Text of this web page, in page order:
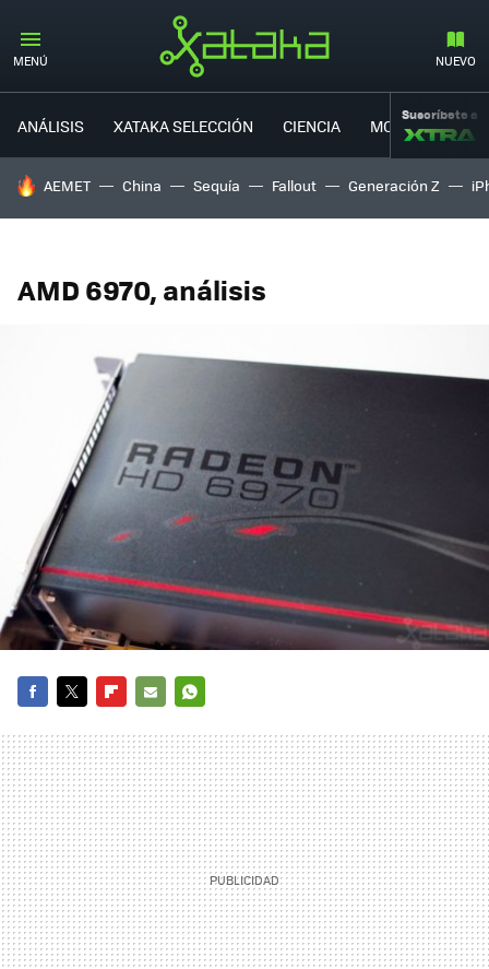
MENÚ NUEVO
ANÁLISIS XATAKA SELECCIÓN CIENCIA MOVILIDAD
Suscríbete a
HOY SE HABLA DE
AEMET China Sequía Fallout Generación Z
AMD 6970, análisis
MAIL